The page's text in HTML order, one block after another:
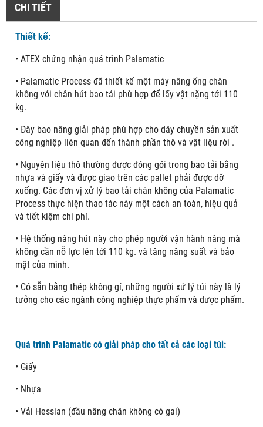
CHI TIẾT
Thiết kế:
• ATEX chứng nhận quá trình Palamatic
• Palamatic Process đã thiết kế một máy nâng ống chân
không với chân hút bao tải phù hợp để lấy vật nặng tới 110
kg.
• Đây bao nâng giải pháp phù hợp cho dây chuyền sản xuất
công nghiệp liên quan đến thành phần thô và vật liệu rời .
• Nguyên liệu thô thường được đóng gói trong bao tải bằng
nhựa và giấy và được giao trên các pallet phải được dỡ
xuống. Các đơn vị xử lý bao tải chân không của Palamatic
Process thực hiện thao tác này một cách an toàn, hiệu quả
và tiết kiệm chi phí.
• Hệ thống nâng hút này cho phép người vận hành nâng mà
không cần nỗ lực lên tới 110 kg. và tăng năng suất và bảo
mật của mình.
• Có sẵn bằng thép không gỉ, những người xử lý túi này là lý
tưởng cho các ngành công nghiệp thực phẩm và dược phẩm.
Quá trình Palamatic có giải pháp cho tất cả các loại túi:
• Giấy
• Nhựa
• Vải Hessian (đầu nâng chân không có gai)